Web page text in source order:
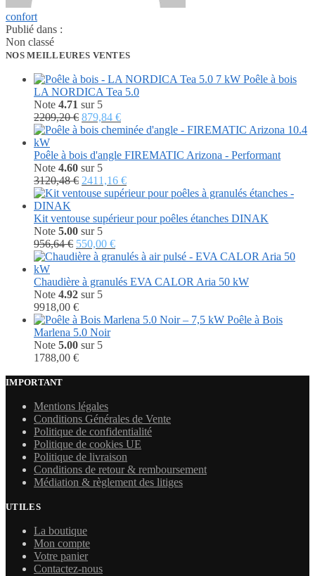
confort
Publié dans :
Non classé
NOS MEILLEURES VENTES
Poêle à bois
LA NORDICA Tea 5.0
Note 4.71 sur 5
2209,20€ Le
prix
était :
2209,20 €.
879,84 €Le
prix
est :
Poêle à bois d'angle FIREMATIC Arizona - Performant
Note 4.60 sur 5
3120,48€ Le
prix
était :
3120,48 €.
2411,16 €Le
prix
est :
Kit ventouse supérieur pour poêles étanches DINAK
Note 5.00 sur 5
956,64€ Le
prix
était :
956,64 €.
550,00 €Le
prix
est :
Chaudière à granulés EVA CALOR Aria 50 kW
Note 4.92 sur 5
9918,00 €
Poêle à Bois
Marlena 5.0 Noir
Note 5.00 sur 5
1788,00 €
IMPORTANT
Mentions légales
Conditions Générales de Vente
Politique de confidentialité
Politique de cookies UE
Politique de livraison
Conditions de retour & remboursement
Médiation & règlement des litiges
UTILES
La boutique
Mon compte
Votre panier
Contactez-nous